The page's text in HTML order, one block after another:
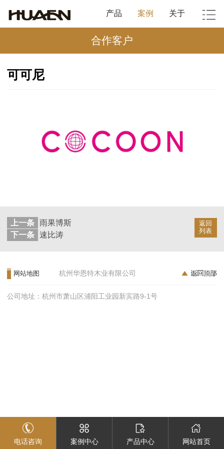
产品 案例 关于
合作客户
可可尼
返回
列表
上一条 雨果博斯
下一条 速比涛
网站地图 杭州华恩特木业有限公司
公司地址：杭州市萧山区浦阳工业园新宾路9-1号
电话咨询 案例中心 产品中心 网站首页